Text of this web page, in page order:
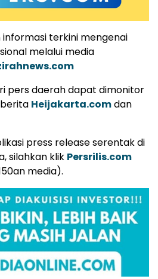
terkini mengenai
melalui media
pers daerah dapat dimonitor
Heijakarta.comdan
press release serentak di
silahkan klik Persrilis.com
media).